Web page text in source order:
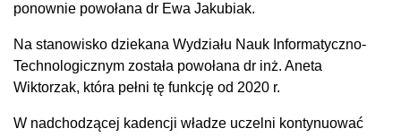
ponownie powołana dr Ewa Jakubiak.
Na stanowisko dziekana Wydziału Nauk Informatyczno-
Technologicznym została powołana dr inż. Aneta
Wiktorzak, która pełni tę funkcję od 2020 r.
W nadchodzącej kadencji władze uczelni kontynuować